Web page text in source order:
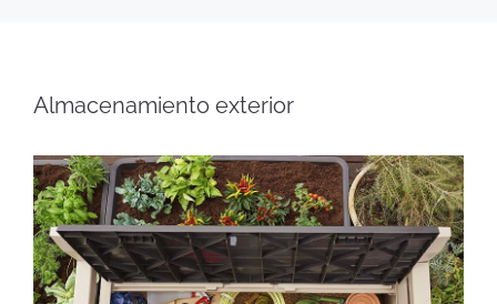
Almacenamiento exterior